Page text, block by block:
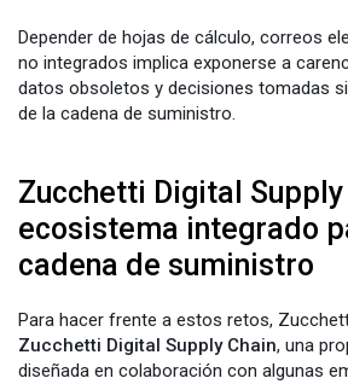
Depender de hojas de cálculo, correos
no integrados implica exponerse a
datos obsoletos y decisiones tomadas
de la cadena de suministro.
Zucchetti Digital Supply
ecosistema integrado
cadena de suministro
Para hacer frente a estos retos,
Zucchetti Digital Supply Chain, una
diseñada en colaboración con algunas